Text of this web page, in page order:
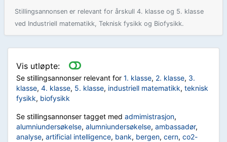
Stillingsannonsen er relevant for årskull 4. klasse og 5. klasse
ved Industriell matematikk, Teknisk fysikk og Biofysikk.
Vis utløpte:
Se stillingsannonser relevant for 1. klasse, 2. klasse, 3.
klasse, 4. klasse, 5. klasse, industriell matematikk, teknisk
fysikk, biofysikk
Se stillingsannonser tagget med admimistrasjon,
alumniundersøkelse, alumniundersøkelse, ambassadør,
analyse, artificial intelligence, bank, bergen, cern, co2-